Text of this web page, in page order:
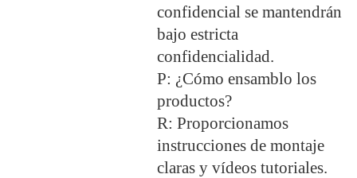
confidencial se mantendrán
bajo estricta
confidencialidad.
P: ¿Cómo ensamblo los
productos?
R: Proporcionamos
instrucciones de montaje
claras y vídeos tutoriales.